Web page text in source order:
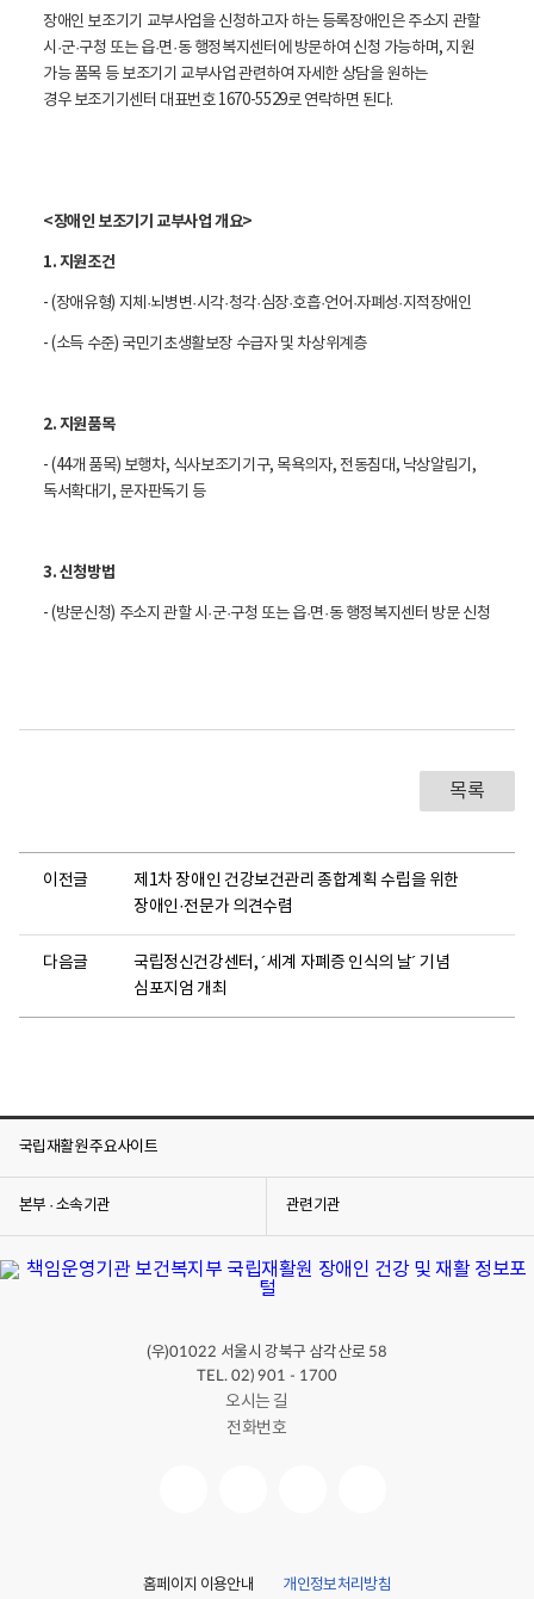
장애인 보조기기 교부사업을 신청하고자 하는 등록장애인은 주소지 관할
시 ·군·구청 또는 읍·면·동 행정복지센터에 방문하여 신청 가능하며, 지원
가능 품목 등 보조기기 교부사업 관련하여 자세한 상담을 원하는
경우 보조기기센터 대표번호 1670-5529로 연락하면 된다.
<장애인 보조기기 교부사업 개요>
1. 지원조건
- (장애유형) 지체 ·뇌병변·시각·청각·심장·호흡·언어·자폐성·지적장애인
- (소득 수준) 국민기초생활보장 수급자 및 차상위계층
2. 지원품목
- (44개 품목) 보행차, 식사보조기기구, 목욕의자, 전동침대, 낙상알림기,
독서확대기, 문자판독기 등
3. 신청방법
- (방문신청) 주소지 관할 시 ·군·구청 또는 읍·면·동 행정복지센터 방문 신청
목록
이전글
제1차 장애인 건강보건관리 종합계획 수립을 위한
장애인·전문가 의견수렴
다음글
국립정신건강센터, ´세계 자폐증 인식의 날´ 기념
심포지엄 개최
국립재활원 주요사이트
본부 · 소속기관 관련기관
(우)01022 서울시 강북구 삼각산로 58
TEL. 02) 901 - 1700
오시는 길
전화번호
홈페이지 이용안내 개인정보처리방침